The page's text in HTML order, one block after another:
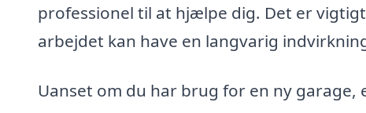
professionel til at hjælpe dig. Det er
arbejdet kan have en langvarig
Uanset om du har brug for en ny